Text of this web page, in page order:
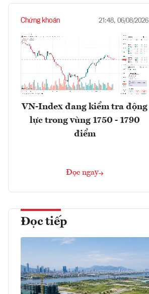
Chứng khoán 21:48, 06/08/2026
VN-Index đang kiểm tra động
lực trong vùng 1750 - 1790
điểm
Đọc ngay
Đọc tiếp